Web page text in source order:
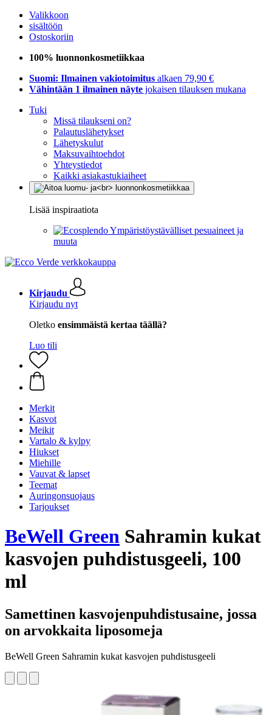
Valikkoon
sisältöön
Ostoskoriin
100% luonnonkosmetiikkaa
Suomi: Ilmainen vakiotoimitus alkaen 79,90 €
Vähintään 1 ilmainen näyte jokaisen tilauksen mukana
Tuki
Missä tilaukseni on?
Palautuslähetykset
Lähetyskulut
Maksuvaihtoehdot
Yhteystiedot
Kaikki asiakastukiaiheet
Lisää inspiraatiota
Ympäristöystävälliset pesuaineet ja
muuta
Kirjaudu
Kirjaudu nyt
Oletko ensimmäistä kertaa täällä?
Luo tili
Merkit
Kasvot
Meikit
Vartalo & kylpy
Hiukset
Miehille
Vauvat & lapset
Teemat
Auringonsuojaus
Tarjoukset
BeWell Green Sahramin kukat
kasvojen puhdistusgeeli, 100
ml
Samettinen kasvojenpuhdistusaine, jossa
on arvokkaita liposomeja
BeWell Green Sahramin kukat kasvojen puhdistusgeeli